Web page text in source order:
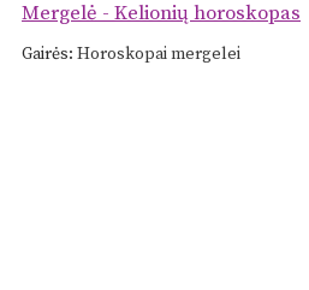
Mergelė - Kelionių horoskopas
Gairės: Horoskopai mergelei